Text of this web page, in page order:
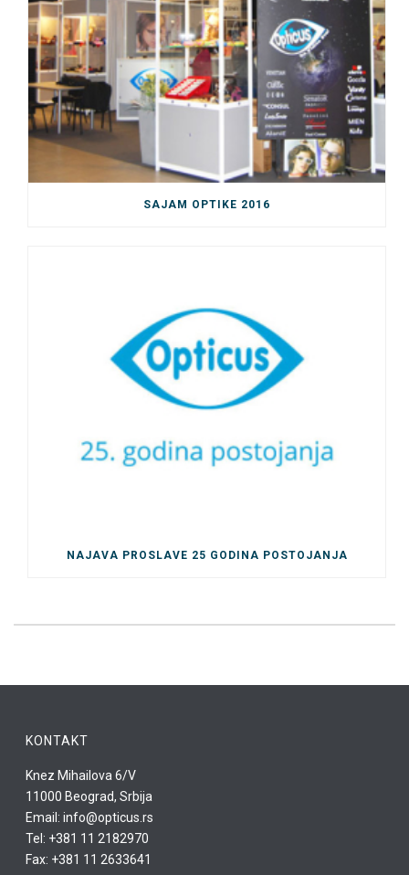
SAJAM OPTIKE 2016
NAJAVA PROSLAVE 25 GODINA POSTOJANJA
KONTAKT
Knez Mihailova 6/V
11000 Beograd, Srbija
Email: info@opticus.rs
Tel: +381 11 2182970
Fax: +381 11 2633641